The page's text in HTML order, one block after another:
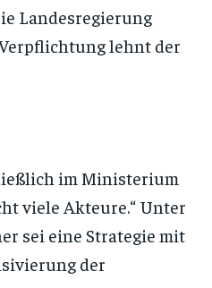
Landesregierung
lehnt der
im Ministerium
viele Akteure.“ Unter
sei eine Strategie mit
der